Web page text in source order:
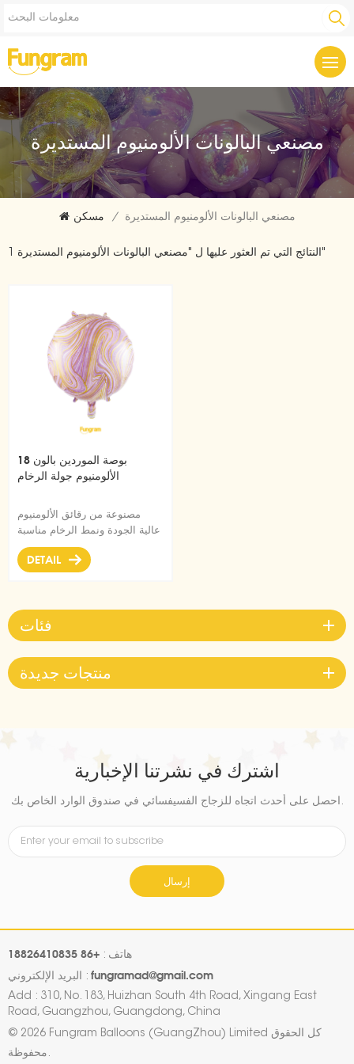
مصنعي البالونات الألومنيوم المستديرة
مسكن / مصنعي البالونات الألومنيوم المستديرة
1 النتائج التي تم العثور عليها ل "مصنعي البالونات الألومنيوم المستديرة"
18 بوصة الموردين بالون
الألومنيوم جولة الرخام
مصنوعة من رقائق الألومنيوم
عالية الجودة ونمط الرخام مناسبة
لتزيين حفلات أعياد الميلاد
DETAIL
فئات
منتجات جديدة
اشترك في نشرتنا الإخبارية
احصل على أحدث اتجاه للزجاج الفسيفسائي في صندوق الوارد الخاص بك.
إرسال
هاتف : +86 18826410835
البريد الإلكتروني : fungramad@gmail.com
Add : 310, No. 183, Huizhan South 4th Road, Xingang East
Road, Guangzhou, Guangdong, China
© 2026 Fungram Balloons (GuangZhou) Limited كل الحقوق
محفوظة.